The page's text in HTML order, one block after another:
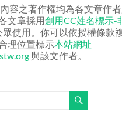
容之著作權均為各文章作
文章採用創用CC姓名標示-
眾使用。你可以依授權條款
理位置標示本站網址
與該文作者。